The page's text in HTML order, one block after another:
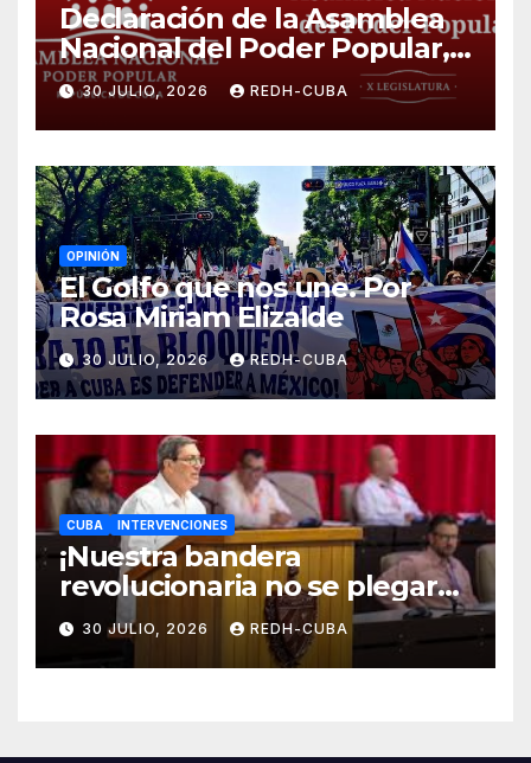
Declaración de la Asamblea
Nacional del Poder Popular,
¡Cesen el cerco energético y
el castigo colectivo al pueblo
cubano!
30 JULIO, 2026 REDH-CUBA
OPINIÓN
El Golfo que nos une. Por
Rosa Miriam Elizalde
30 JULIO, 2026 REDH-CUBA
CUBA INTERVENCIONES
¡Nuestra bandera
revolucionaria no se plegará
jamás! Por Bruno Rodríguez
Parrilla
30 JULIO, 2026 REDH-CUBA